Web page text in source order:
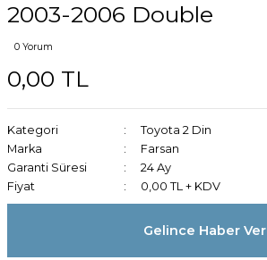
2003-2006 Double
0 Yorum
0,00 TL
Kategori
Toyota 2 Din
Marka
Farsan
Garanti Süresi
24 Ay
Fiyat
0,00 TL + KDV
Gelince Haber Ver